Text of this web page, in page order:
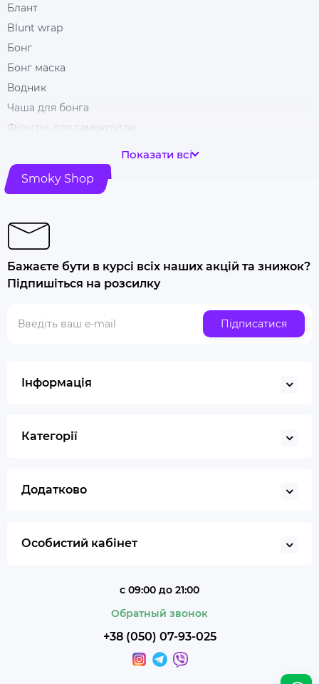
Блант
Blunt wrap
Бонг
Бонг маска
Водник
Чаша для бонга
Фільтри для самокруток
Гріндери
Ковпак для куріння
Купити папір для самокруток
Попільничка
Купити люльку для куріння
Люлька для куріння набір
Купити ювелірні ваги
Гільйотина для сигар
Показати всі
Smoky Shop
Бажаєте бути в курсі всіх наших акцій та знижок?
Підпишіться на розсилку
Підписатися
Інформація
Категорії
Додатково
Особистий кабінет
с 09:00 до 21:00
Обратный звонок
+38 (050) 07-93-025